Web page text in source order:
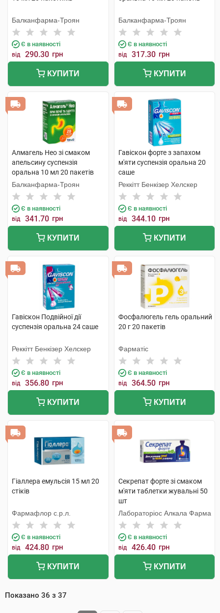
Балканфарма-Троян
Є в наявності
від 290.30 грн
КУПИТИ
Балканфарма-Троян
Є в наявності
від 317.30 грн
КУПИТИ
Алмагель Нео зі смаком
апельсину суспензія
оральна 10 мл 20 пакетів
Балканфарма-Троян
Є в наявності
від 341.70 грн
КУПИТИ
Гавіскон форте з запахом
м'яти суспензія оральна 20
саше
Реккітт Бенкізер Хелскер
Є в наявності
від 344.10 грн
КУПИТИ
Гавіскон Подвійної дії
суспензія оральна 24 саше
Реккітт Бенкізер Хелскер
Є в наявності
від 356.80 грн
КУПИТИ
Фосфалюгель гель оральний
20 г 20 пакетів
Фарматіс
Є в наявності
від 364.50 грн
КУПИТИ
Гіаллера емульсія 15 мл 20
стіків
Фармафлор с.р.л.
Є в наявності
від 424.80 грн
КУПИТИ
Секрепат форте зі смаком
м'яти таблетки жувальні 50
шт
Лабораторіос Алкала Фарма
Є в наявності
від 426.40 грн
КУПИТИ
Показано 36 з 37